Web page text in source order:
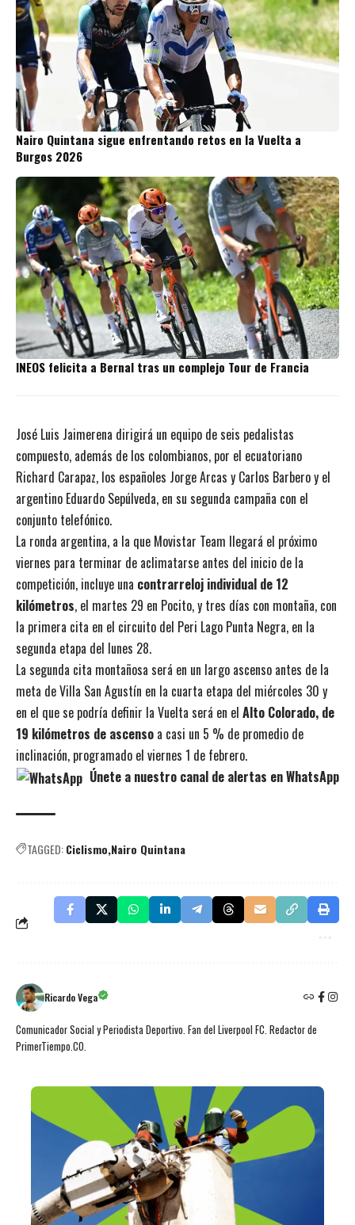
Nairo Quintana sigue enfrentando retos en la Vuelta a
Burgos 2026
INEOS felicita a Bernal tras un complejo Tour de Francia
José Luis Jaimerena dirigirá un equipo de seis pedalistas
compuesto, además de los colombianos, por el ecuatoriano
Richard Carapaz, los españoles Jorge Arcas y Carlos Barbero y el
argentino Eduardo Sepúlveda, en su segunda campaña con el
conjunto telefónico.
La ronda argentina, a la que Movistar Team llegará el próximo
viernes para terminar de aclimatarse antes del inicio de la
competición, incluye una contrarreloj individual de 12
kilómetros, el martes 29 en Pocito, y tres días con montaña, con
la primera cita en el circuito del Peri Lago Punta Negra, en la
segunda etapa del lunes 28.
La segunda cita montañosa será en un largo ascenso antes de la
meta de Villa San Agustín en la cuarta etapa del miércoles 30 y
en el que se podría definir la Vuelta será en el Alto Colorado, de
19 kilómetros de ascenso a casi un 5 % de promedio de
inclinación, programado el viernes 1 de febrero.
Únete a nuestro canal de alertas en WhatsApp
TAGGED:Ciclismo Nairo Quintana
Ricardo Vega
Comunicador Social y Periodista Deportivo. Fan del Liverpool FC. Redactor de
PrimerTiempo.CO.